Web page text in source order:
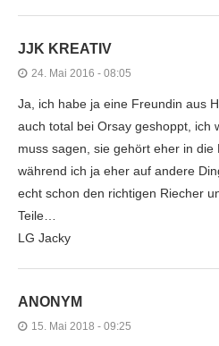
JJK KREATIV
24. Mai 2016 - 08:05
Ja, ich habe ja eine Freundin aus
auch total bei Orsay geshoppt, ich
muss sagen, sie gehört eher in
während ich ja eher auf andere
echt schon den richtigen Riecher
Teile…
LG Jacky
ANONYM
15. Mai 2018 - 09:25